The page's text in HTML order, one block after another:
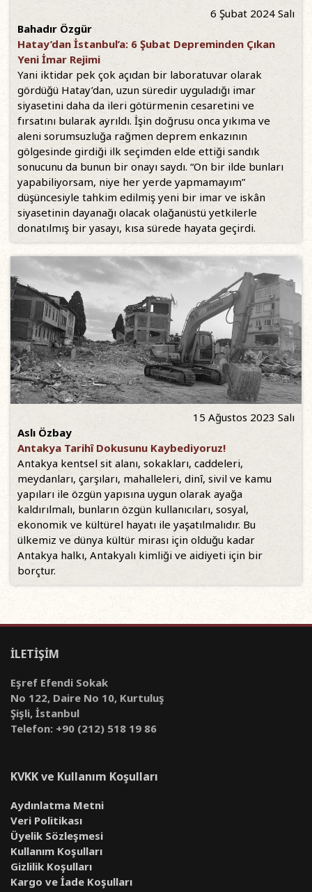
6 Şubat 2024 Salı
Bahadır Özgür
Hatay’dan İstanbul’a: 6 Şubat Depreminden Çıkan
Yeni İmar Rejimi
Yani iktidar pek çok açıdan bir laboratuvar olarak
gördüğü Hatay’dan, uzun süredir uyguladığı imar
siyasetini daha da ileri götürmenin cesaretini ve
fırsatını bularak ayrıldı. İşin doğrusu onca yıkıma ve
aleni sorumsuzluğa rağmen deprem enkazının
gölgesinde girdiği ilk seçimden elde ettiği sandık
sonucunu da bunun bir onayı saydı. “On bir ilde bunları
yapabiliyorsam, niye her yerde yapmamayım”
düşüncesiyle tahkim edilmiş yeni bir imar ve iskân
siyasetinin dayanağı olacak olağanüstü yetkilerle
donatılmış bir yasayı, kısa sürede hayata geçirdi.
15 Ağustos 2023 Salı
Aslı Özbay
Antakya Tarihî Dokusunu Kaybediyoruz!
Antakya kentsel sit alanı, sokakları, caddeleri,
meydanları, çarşıları, mahalleleri, dinî, sivil ve kamu
yapıları ile özgün yapısına uygun olarak ayağa
kaldırılmalı, bunların özgün kullanıcıları, sosyal,
ekonomik ve kültürel hayatı ile yaşatılmalıdır. Bu
ülkemiz ve dünya kültür mirası için olduğu kadar
Antakya halkı, Antakyalı kimliği ve aidiyeti için bir
borçtur.
İLETİŞİM
Eşref Efendi Sokak
No 122, Daire No 10, Kurtuluş
Şişli, İstanbul
Telefon: +90 (212) 518 19 86
KVKK ve Kullanım Koşulları
Aydınlatma Metni
Veri Politikası
Üyelik Sözleşmesi
Kullanım Koşulları
Gizlilik Koşulları
Kargo ve İade Koşulları